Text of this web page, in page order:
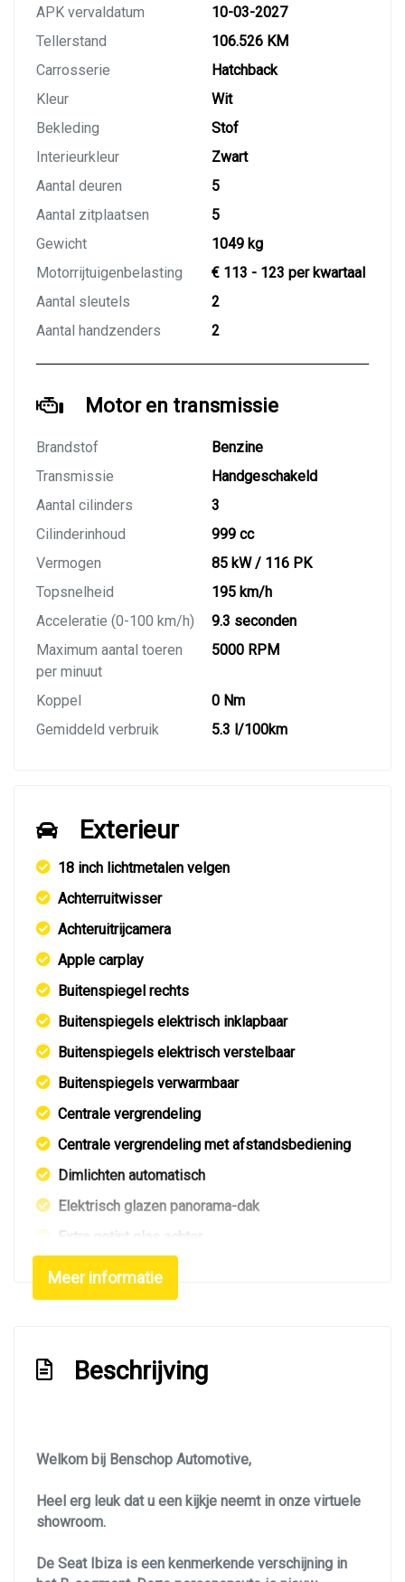
APK vervaldatum
10-03-2027
Tellerstand
106.526 KM
Carrosserie
Hatchback
Kleur
Wit
Bekleding
Stof
Interieurkleur
Zwart
Aantal deuren
5
Aantal zitplaatsen
5
Gewicht
1049 kg
Motorrijtuigenbelasting
€ 113 - 123 per kwartaal
Aantal sleutels
2
Aantal handzenders
2
Motor en transmissie
Brandstof
Benzine
Transmissie
Handgeschakeld
Aantal cilinders
3
Cilinderinhoud
999 cc
Vermogen
85 kW / 116 PK
Topsnelheid
195 km/h
Acceleratie (0-100 km/h)
9.3 seconden
Maximum aantal toeren
per minuut
5000 RPM
Koppel
0 Nm
Gemiddeld verbruik
5.3 l/100km
Exterieur
18 inch lichtmetalen velgen
Achterruitwisser
Achteruitrijcamera
Apple carplay
Buitenspiegel rechts
Buitenspiegels elektrisch inklapbaar
Buitenspiegels elektrisch verstelbaar
Buitenspiegels verwarmbaar
Centrale vergrendeling
Centrale vergrendeling met afstandsbediening
Dimlichten automatisch
Elektrisch glazen panorama-dak
Extra getint glas achter
Fr pakket
Getint glas
Kleur wit
Led achterlichten
Led koplampen
Lichtmetalen velgen 18"
Navigatie
Meer informatie
Beschrijving
Welkom bij Benschop Automotive,
Heel erg leuk dat u een kijkje neemt in onze virtuele
showroom.
De Seat Ibiza is een kenmerkende verschijning in